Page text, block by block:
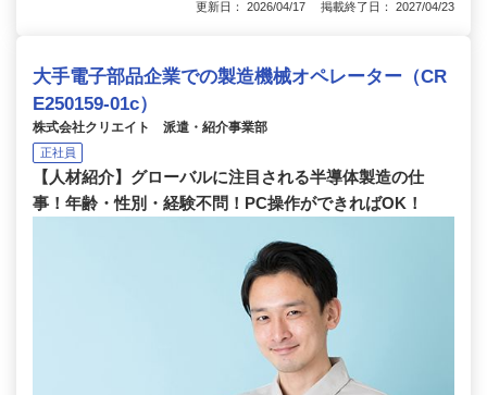
更新日： 2026/04/17 掲載終了日： 2027/04/23
大手電子部品企業での製造機械オペレーター（CR
E250159-01c）
株式会社クリエイト 派遣・紹介事業部
正社員
【人材紹介】グローバルに注目される半導体製造の仕
事！年齢・性別・経験不問！PC操作ができればOK！